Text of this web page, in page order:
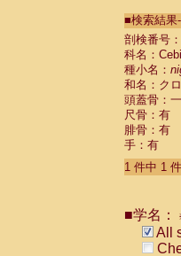
■検索結果
剖検番号
科名：
種小名：
和名：ク
頭蓋骨：
尺骨：有
腓骨：有
手：有
1 件中 1
■学名：
All